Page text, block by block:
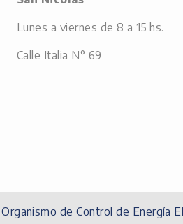
Lunes a viernes de 8 a 15 hs.
Calle Italia N° 69
Organismo de Control de Energía